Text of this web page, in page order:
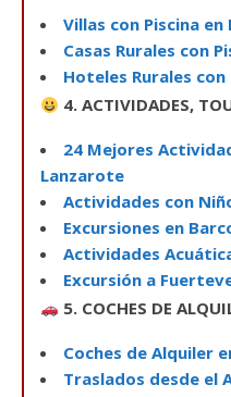
Villas con Piscina
Casas Rurales con
Hoteles Rurales
4. ACTIVIDADES,
24 Mejores
Lanzarote
Actividades con
Excursiones en
Actividades
Excursión a
5. COCHES DE
Coches de Alquiler
Traslados desde el